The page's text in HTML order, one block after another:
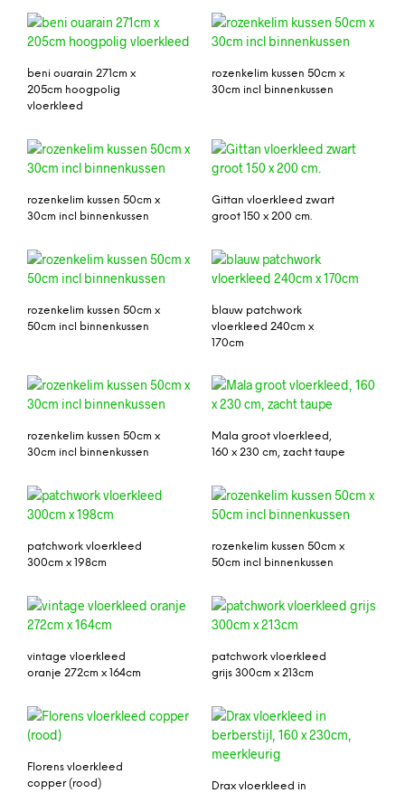
beni ouarain 271cm x
205cm hoogpolig
vloerkleed
rozenkelim kussen 50cm x
30cm incl binnenkussen
rozenkelim kussen 50cm x
30cm incl binnenkussen
Gittan vloerkleed zwart
groot 150 x 200 cm.
rozenkelim kussen 50cm x
50cm incl binnenkussen
blauw patchwork
vloerkleed 240cm x
170cm
rozenkelim kussen 50cm x
30cm incl binnenkussen
Mala groot vloerkleed,
160 x 230 cm, zacht taupe
patchwork vloerkleed
300cm x 198cm
rozenkelim kussen 50cm x
50cm incl binnenkussen
vintage vloerkleed
oranje 272cm x 164cm
patchwork vloerkleed
grijs 300cm x 213cm
Florens vloerkleed
copper (rood)
Drax vloerkleed in